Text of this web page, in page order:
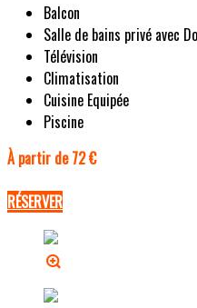
Balcon
Salle de bains privé avec
Télévision
Climatisation
Cuisine Equipée
Piscine
À partir de 72 €
RÉSERVER